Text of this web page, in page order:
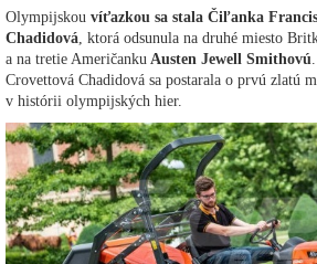
Olympijskou víťazkou sa stala Čiľanka
Chadidová , ktorá odsunula na druhé miesto
a na tretie Američanku Austen Jewell Smithovú
Crovettová Chadidová sa postarala o prvú zlatú
v histórii olympijských hier.